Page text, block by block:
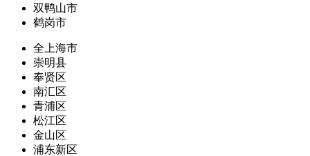
双鸭山市
鹤岗市
全上海市
崇明县
奉贤区
南汇区
青浦区
松江区
金山区
浦东新区